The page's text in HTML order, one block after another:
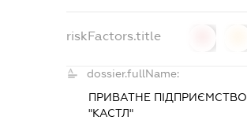
riskFactors.title
dossier.fullName:
ПРИВАТНЕ ПІДПРИЄМСТВО
"КАСТЛ"